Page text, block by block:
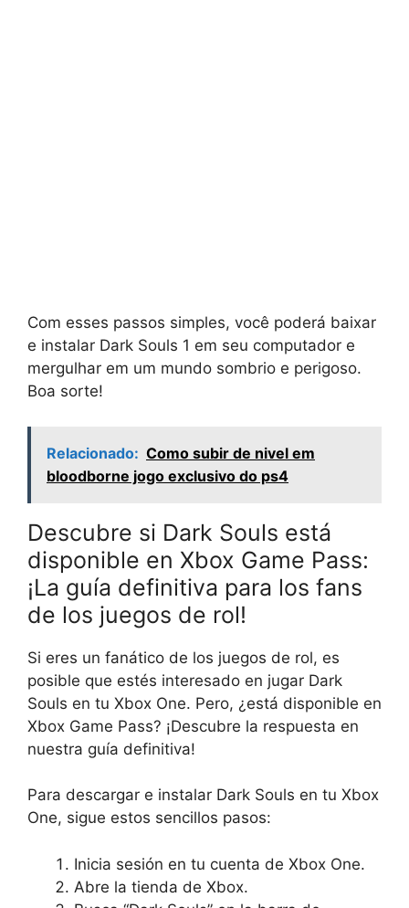
Com esses passos simples, você poderá baixar
e instalar Dark Souls 1 em seu computador e
mergulhar em um mundo sombrio e perigoso.
Boa sorte!
Relacionado: Como subir de nivel em
bloodborne jogo exclusivo do ps4
Descubre si Dark Souls está
disponible en Xbox Game Pass:
¡La guía definitiva para los fans
de los juegos de rol!
Si eres un fanático de los juegos de rol, es
posible que estés interesado en jugar Dark
Souls en tu Xbox One. Pero, ¿está disponible en
Xbox Game Pass? ¡Descubre la respuesta en
nuestra guía definitiva!
Para descargar e instalar Dark Souls en tu Xbox
One, sigue estos sencillos pasos:
Inicia sesión en tu cuenta de Xbox One.
Abre la tienda de Xbox.